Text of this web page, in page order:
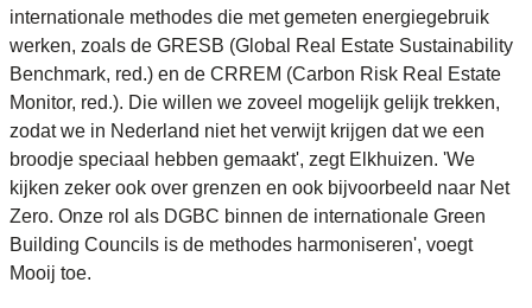
internationale methodes die met gemeten energiegebruik
werken, zoals de GRESB (Global Real Estate Sustainability
Benchmark, red.) en de CRREM (Carbon Risk Real Estate
Monitor, red.). Die willen we zoveel mogelijk gelijk trekken,
zodat we in Nederland niet het verwijt krijgen dat we een
broodje speciaal hebben gemaakt', zegt Elkhuizen. 'We
kijken zeker ook over grenzen en ook bijvoorbeeld naar Net
Zero. Onze rol als DGBC binnen de internationale Green
Building Councils is de methodes harmoniseren', voegt
Mooij toe.